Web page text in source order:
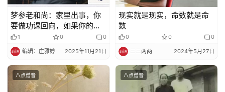
策
法
规
责
梦参老和尚：家里出事，你
要做功课回向，如果你的功
力不够，可以这样做
1 0 0
编辑：庄雅婷 2025年11月21日
现实就是现实，命数就是命
数
0 0 0
三三两两 2024年5月27日
八点僧音 八点僧音